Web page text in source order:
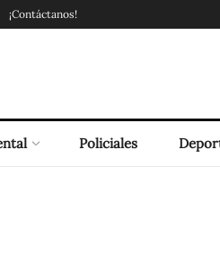
¡Contáctanos!
Policiales